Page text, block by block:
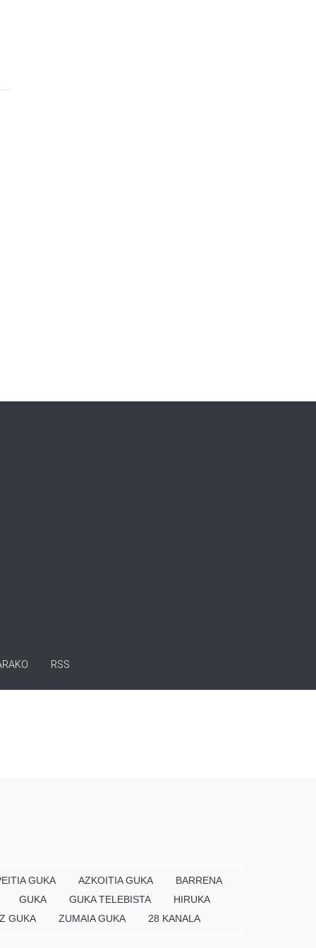
RSS
GUKA AZKOITIA GUKA
BARRENA
GUKA GUKA TELEBISTA
HIRUKA
GUKA ZUMAIA GUKA 28 KANALA